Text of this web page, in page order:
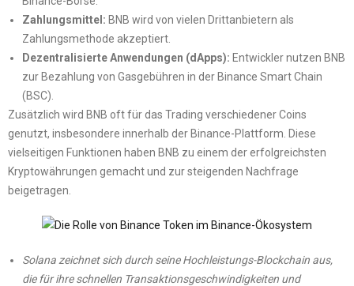
Zahlungsmittel: BNB wird von vielen Drittanbietern als
Zahlungsmethode akzeptiert.
Dezentralisierte Anwendungen (dApps): Entwickler nutzen BNB
zur Bezahlung von Gasgebühren in der Binance Smart Chain
(BSC).
Zusätzlich wird BNB oft für das Trading verschiedener Coins
genutzt, insbesondere innerhalb der Binance-Plattform. Diese
vielseitigen Funktionen haben BNB zu einem der erfolgreichsten
Kryptowährungen gemacht und zur steigenden Nachfrage
beigetragen.
Solana zeichnet sich durch seine Hochleistungs-Blockchain aus,
die für ihre schnellen Transaktionsgeschwindigkeiten und